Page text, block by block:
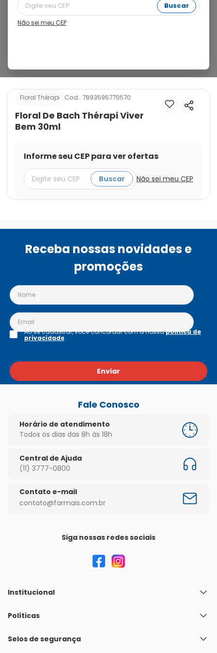
Buscar
Não sei meu CEP
sentimento de bem estar na sua longevidade.
Precisamos envelhecer com confiança, sabedoria,
alegria e aproveitar esta fase da vida intensamente. O
Floral Thérapi Cod.: 7893595770570
Floral De Bach Thérapi Viver
Bem 30ml
Informe seu CEP para ver ofertas
Buscar Não sei meu CEP
Receba nossas novidades e
promoções
Enviar
Ao se cadastrar, você concordar com a nossapolítica de
privacidade
Fale Conosco
Horário de atendimento
Todos os dias das 8h às 18h
Central de Ajuda
(11) 3777-0800
Contato e-mail
contato@farmais.com.br
Siga nossas redes sociais
Institucional
Quem Somos
Nossas lojas
Políticas
Política de Envio
Selos de segurança